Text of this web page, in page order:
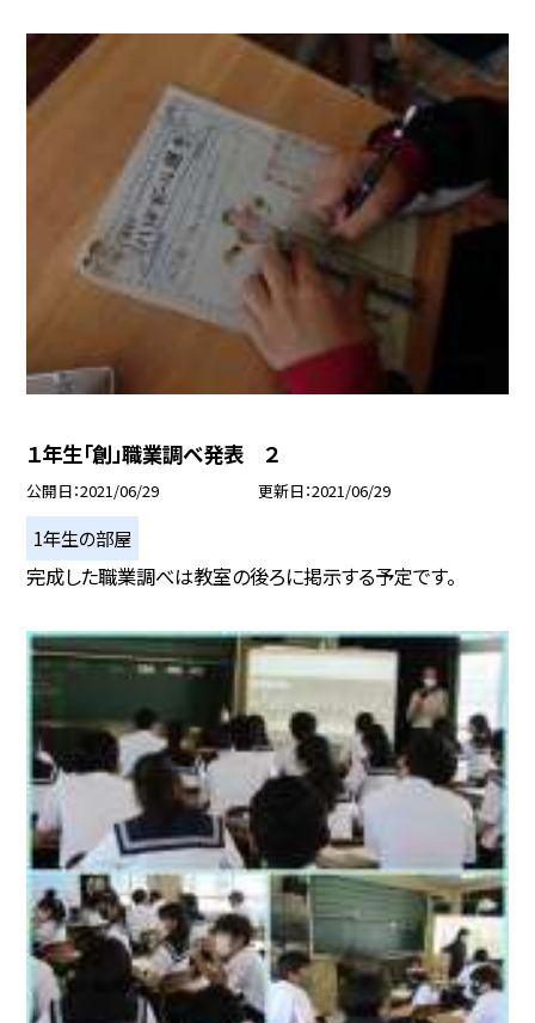
１年生「創」職業調べ発表 ２
公開日 2021/06/29 更新日 2021/06/29
1年生の部屋
完成した職業調べは教室の後ろに掲示する予定です。